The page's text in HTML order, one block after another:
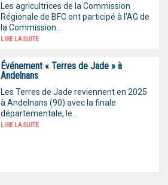
Les agricultrices de la Commission
Régionale de BFC ont participé à l'AG de
la Commission...
LIRE LA SUITE
Événement « Terres de Jade » à
Andelnans
Les Terres de Jade reviennent en 2025
à Andelnans (90) avec la finale
départementale, le...
LIRE LA SUITE